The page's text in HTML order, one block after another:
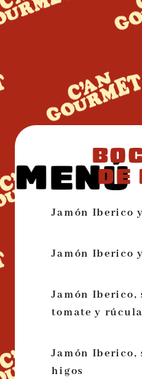
MENÚ
DE
Jamón Iberico
Jamón Iberico
Jamón
tomate y rúcula
Jamón
higos